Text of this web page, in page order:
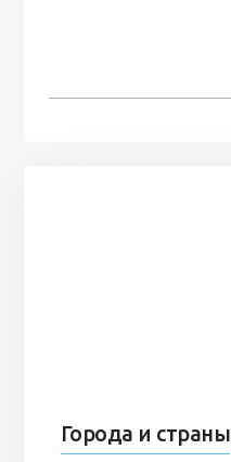
Города и страны